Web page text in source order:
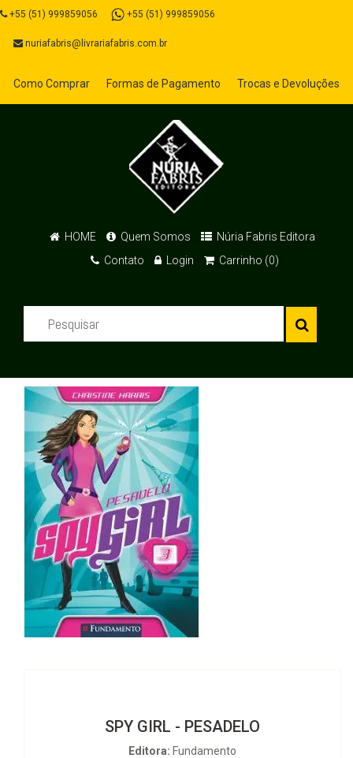
+55 (51) 999859056 +55 (51) 999859056
nuriafabris@livrariafabris.com.br
Como Comprar Formas de Pagamento Trocas e Devoluções
HOME Quem Somos
Núria Fabris Editora
Contato
Login Carrinho (0)
SPY GIRL - PESADELO
Editora: Fundamento